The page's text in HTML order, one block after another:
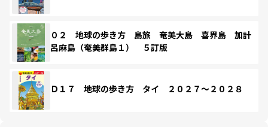
０２ 地球の歩き方 島旅 奄美大島 喜界島 加計
呂麻島（奄美群島１） ５訂版
Ｄ１７ 地球の歩き方 タイ ２０２７～２０２８